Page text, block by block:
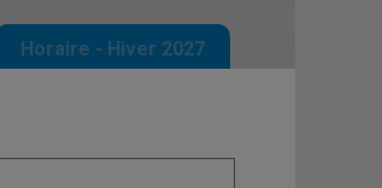
Horaire - Hiver 2027